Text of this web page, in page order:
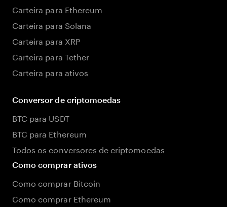
Carteira para Ethereum
Carteira para Solana
Carteira para XRP
Carteira para Tether
Carteira para ativos
Conversor de criptomoedas
BTC para USDT
BTC para Ethereum
Todos os conversores de criptomoedas
Como comprar ativos
Como comprar Bitcoin
Como comprar Ethereum